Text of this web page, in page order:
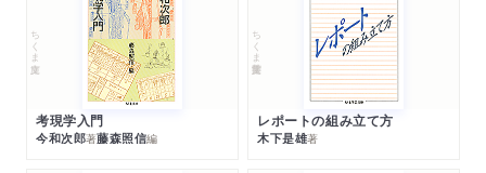
ちくま文庫
考現学入門
今和次郎著藤森照信編
ちくま学芸文庫
レポートの組み立て方
木下是雄著